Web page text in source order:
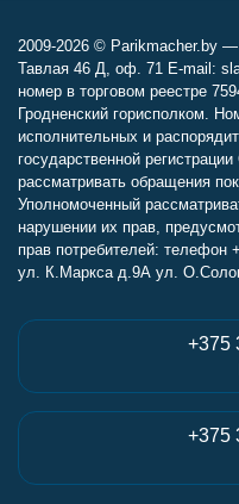
2009-2026 © Parikmacher.by
Тавлая 46 Д, оф. 71 E-mail:
номер в торговом реестре
Гродненский горисполком.
исполнительных и
государственной
рассматривать обращения
Уполномоченный
нарушении их прав,
прав потребителей: телефон
ул. К.Маркса д.9А ул.
+375
+375